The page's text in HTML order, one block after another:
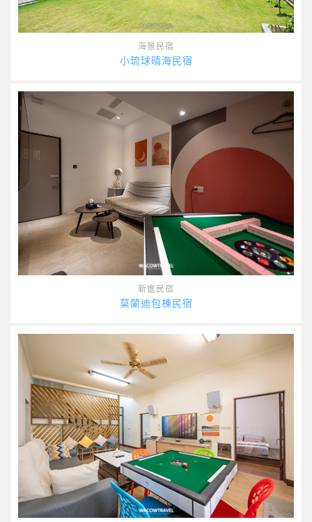
海景民宿
小琉球晴海民宿
新進民宿
莫蘭迪包棟民宿